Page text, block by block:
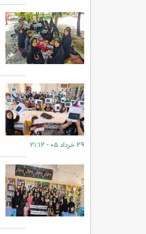
۲۹ خرداد ۰۵ - ۲۱:۱۲